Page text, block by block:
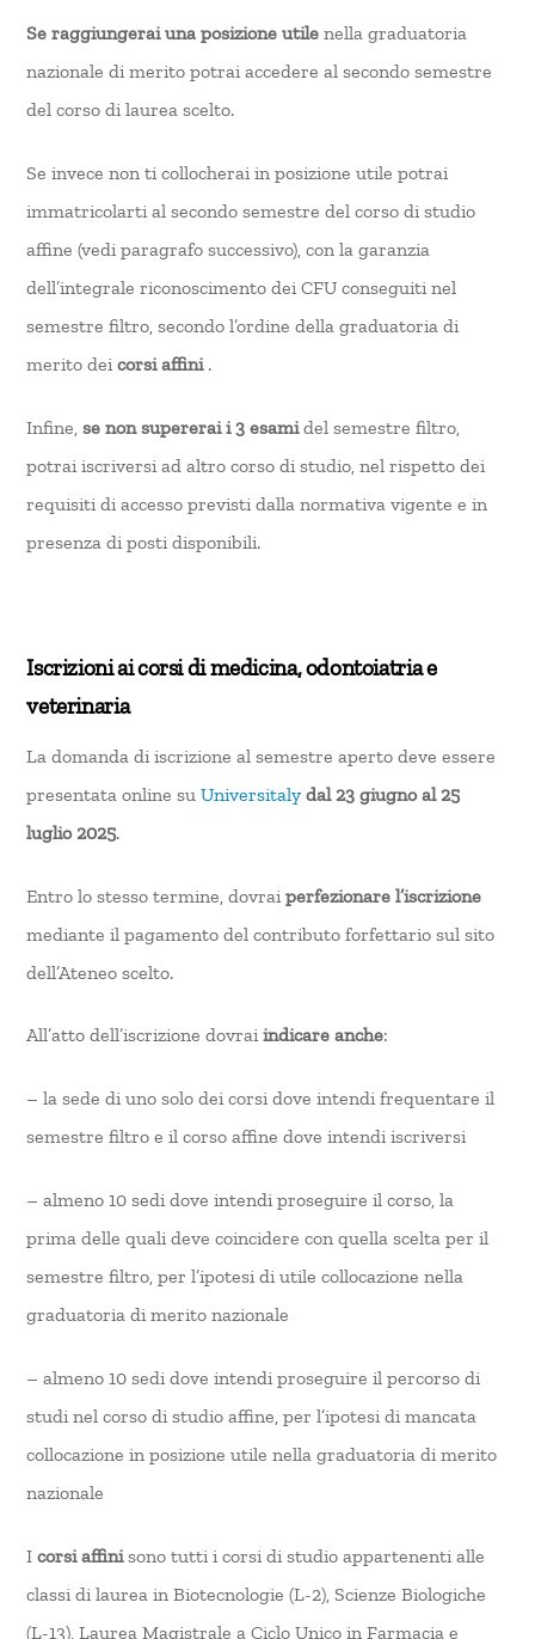
Se raggiungerai una posizione utile nella graduatoria
nazionale di merito potrai accedere al secondo semestre
del corso di laurea scelto.
Se invece non ti collocherai in posizione utile potrai
immatricolarti al secondo semestre del corso di studio
affine (vedi paragrafo successivo), con la garanzia
dell’integrale riconoscimento dei CFU conseguiti nel
semestre filtro, secondo l’ordine della graduatoria di
merito deicorsi affini.
Infine, se non supererai i 3 esamidel semestre filtro,
potrai iscriversi ad altro corso di studio, nel rispetto dei
requisiti di accesso previsti dalla normativa vigente e in
presenza di posti disponibili.
Iscrizioni ai corsi di medicina, odontoiatria e
veterinaria
La domanda di iscrizione al semestre aperto deve essere
presentata online suUniversitaly dal 23 giugno al 25
luglio 2025.
Entro lo stesso termine, dovraiperfezionare l’iscrizione
mediante il pagamento del contributo forfettario sul sito
dell’Ateneo scelto.
All’atto dell’iscrizione dovraiindicare anche:
– la sede di uno solo dei corsi dove intendi frequentare il
semestre filtro e il corso affine dove intendi iscriversi
– almeno 10 sedi dove intendi proseguire il corso, la
prima delle quali deve coincidere con quella scelta per il
semestre filtro, per l’ipotesi di utile collocazione nella
graduatoria di merito nazionale
– almeno 10 sedi dove intendi proseguire il percorso di
studi nel corso di studio affine, per l’ipotesi di mancata
collocazione in posizione utile nella graduatoria di merito
nazionale
Icorsi affinisono tutti i corsi di studio appartenenti alle
classi di laurea in Biotecnologie (L-2), Scienze Biologiche
(L-13), Laurea Magistrale a Ciclo Unico in Farmacia e